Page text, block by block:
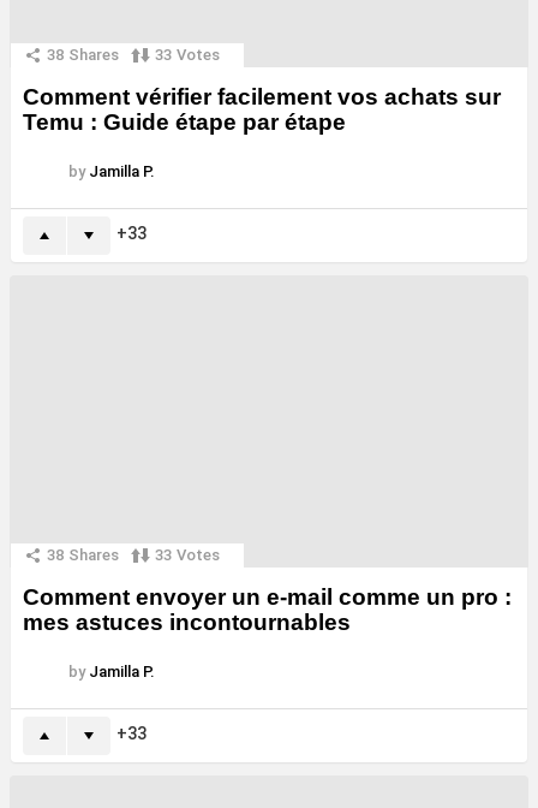
38 Shares 33 Votes
Comment vérifier facilement vos achats sur
Temu : Guide étape par étape
by Jamilla P.
33
38 Shares 33 Votes
Comment envoyer un e-mail comme un pro :
mes astuces incontournables
by Jamilla P.
33